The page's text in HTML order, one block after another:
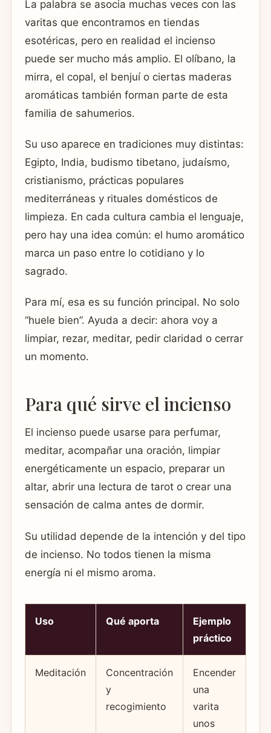
La palabra se asocia muchas veces con las
varitas que encontramos en tiendas
esotéricas, pero en realidad el incienso
puede ser mucho más amplio. El olíbano, la
mirra, el copal, el benjuí o ciertas maderas
aromáticas también forman parte de esta
familia de sahumerios.
Su uso aparece en tradiciones muy distintas:
Egipto, India, budismo tibetano, judaísmo,
cristianismo, prácticas populares
mediterráneas y rituales domésticos de
limpieza. En cada cultura cambia el lenguaje,
pero hay una idea común: el humo aromático
marca un paso entre lo cotidiano y lo
sagrado.
Para mí, esa es su función principal. No solo
“huele bien”. Ayuda a decir: ahora voy a
limpiar, rezar, meditar, pedir claridad o cerrar
un momento.
Para qué sirve el incienso
El incienso puede usarse para perfumar,
meditar, acompañar una oración, limpiar
energéticamente un espacio, preparar un
altar, abrir una lectura de tarot o crear una
sensación de calma antes de dormir.
Su utilidad depende de la intención y del tipo
de incienso. No todos tienen la misma
energía ni el mismo aroma.
Uso Qué aporta
Ejemplo
práctico
Meditación
Concentración
y
recogimiento
Encender
una
varita
unos